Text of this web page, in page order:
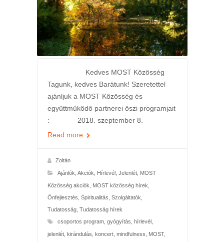
Kedves MOST Közösség
Tagunk, kedves Barátunk! Szeretettel
ajánljuk a MOST Közösség és
együttműködő partnerei őszi programjait
: 2018. szeptember 8.
Read more
Zoltán
Ajánlók Akciók Hírlevél, Jelenlét, MOST
Közösség akciók MOST közösség hírek
Önfejlesztés Spiritualitás Szolgáltatók
Tudatosság, Tudatosság hírek
csoportos program, gyógyítás hírlevél,
jelenlét, kirándulás koncert, mindfulness MOST,